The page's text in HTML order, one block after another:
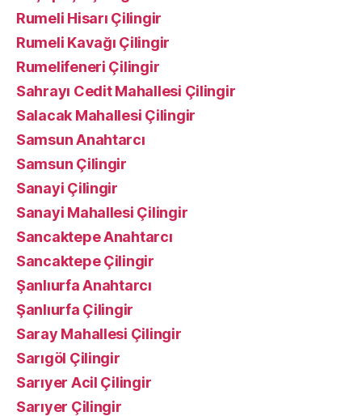
Rumeli Hisarı Çilingir
Rumeli Kavağı Çilingir
Rumelifeneri Çilingir
Sahrayı Cedit Mahallesi Çilingir
Salacak Mahallesi Çilingir
Samsun Anahtarcı
Samsun Çilingir
Sanayi Çilingir
Sanayi Mahallesi Çilingir
Sancaktepe Anahtarcı
Sancaktepe Çilingir
Şanlıurfa Anahtarcı
Şanlıurfa Çilingir
Saray Mahallesi Çilingir
Sarıgöl Çilingir
Sarıyer Acil Çilingir
Sarıyer Çilingir